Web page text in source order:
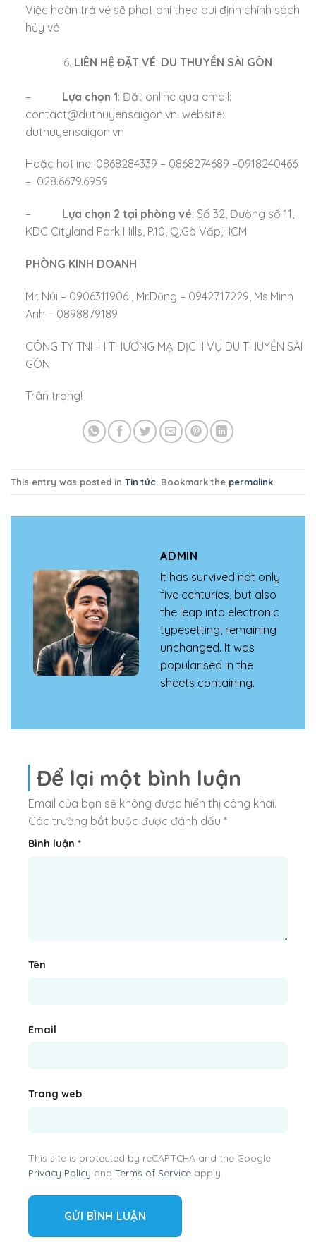
Việc hoàn trả vé sẽ phạt phí theo qui định chính sách
hủy vé
LIÊN HỆ ĐẶT VÉ: DU THUYỀN SÀI GÒN
– Lựa chọn 1: Đặt online qua email:
contact@duthuyensaigon.vn. website:
duthuyensaigon.vn
Hoặc hotline: 0868284339 – 0868274689 –0918240466
– 028.6679.6959
– Lựa chọn 2 tại phòng vé: Số 32, Đường số 11,
KDC Cityland Park Hills, P.10, Q.Gò Vấp,HCM.
PHÒNG KINH DOANH
Mr. Núi – 0906311906 , Mr.Dũng – 0942717229, Ms.Minh
Anh – 0898879189
CÔNG TY TNHH THƯƠNG MẠI DỊCH VỤ DU THUYỀN SÀI
GÒN
Trân trọng!
This entry was posted in Tin tức. Bookmark the permalink.
ADMIN
It has survived not only
five centuries, but also
the leap into electronic
typesetting, remaining
unchanged. It was
popularised in the
sheets containing.
Để lại một bình luận
Email của bạn sẽ không được hiển thị công khai.
Các trường bắt buộc được đánh dấu *
Bình luận *
Tên
Email
Trang web
This site is protected by reCAPTCHA and the Google
Privacy Policy and Terms of Service apply.